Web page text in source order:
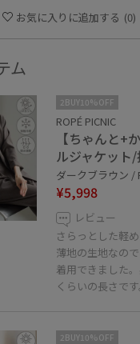
お気に入りに追加する (0)
ム
2BUY10%OFF
ROPÉ PICNIC
【ちゃんと+
ルジャケット
ダークブラウン /
¥5,998
レビュー
さらっとした軽
薄地の生地なの
着用できました
くらいの長さです
2BUY10%OFF